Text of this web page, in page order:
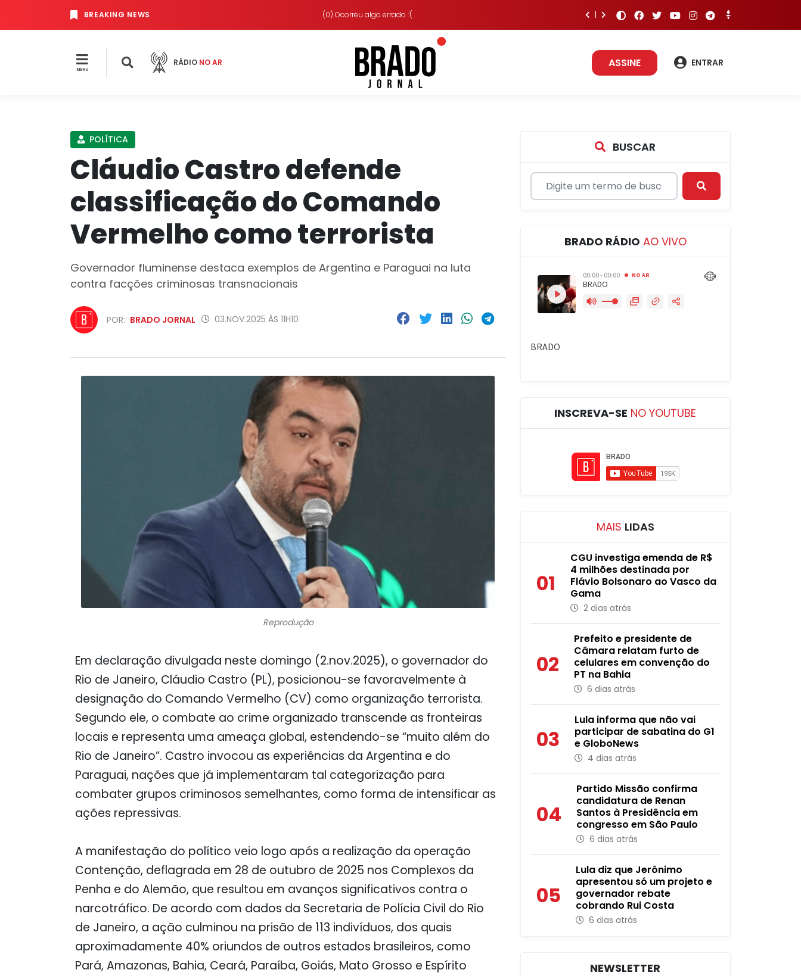
BREAKING NEWS (0) Ocorreu algo errado :'(
MENU
RÁDIO NO AR ASSINE ENTRAR
POLÍTICA
Cláudio Castro defende
classificação do Comando
Vermelho como terrorista
Governador fluminense destaca exemplos de Argentina e Paraguai na luta
contra facções criminosas transnacionais
POR: BRADO JORNAL 03.NOV.2025 ÀS 11H10
Reprodução
Em declaração divulgada neste domingo (2.nov.2025), o governador do
Rio de Janeiro, Cláudio Castro (PL), posicionou-se favoravelmente à
designação do Comando Vermelho (CV) como organização terrorista.
Segundo ele, o combate ao crime organizado transcende as fronteiras
locais e representa uma ameaça global, estendendo-se “muito além do
Rio de Janeiro”. Castro invocou as experiências da Argentina e do
Paraguai, nações que já implementaram tal categorização para
combater grupos criminosos semelhantes, como forma de intensificar as
ações repressivas.
A manifestação do político veio logo após a realização da operação
Contenção, deflagrada em 28 de outubro de 2025 nos Complexos da
Penha e do Alemão, que resultou em avanços significativos contra o
narcotráfico. De acordo com dados da Secretaria de Polícia Civil do Rio
de Janeiro, a ação culminou na prisão de 113 indivíduos, dos quais
aproximadamente 40% oriundos de outros estados brasileiros, como
Pará, Amazonas, Bahia, Ceará, Paraíba, Goiás, Mato Grosso e Espírito
BUSCAR
BRADO RÁDIO AO VIVO
INSCREVA-SE NO YOUTUBE
MAIS LIDAS
01
CGU investiga emenda de R$
4 milhões destinada por
Flávio Bolsonaro ao Vasco da
Gama
2 dias atrás
02
Prefeito e presidente de
Câmara relatam furto de
celulares em convenção do
PT na Bahia
6 dias atrás
03
Lula informa que não vai
participar de sabatina do G1
e GloboNews
4 dias atrás
04
Partido Missão confirma
candidatura de Renan
Santos à Presidência em
congresso em São Paulo
6 dias atrás
05
Lula diz que Jerônimo
apresentou só um projeto e
governador rebate
cobrando Rui Costa
6 dias atrás
NEWSLETTER